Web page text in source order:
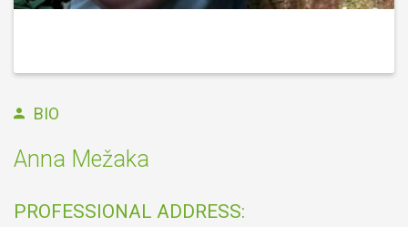
BIO
Anna Mežaka
PROFESSIONAL ADDRESS: